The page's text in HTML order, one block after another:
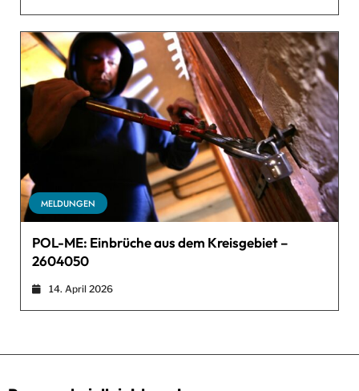
MELDUNGEN
POL-ME: Einbrüche aus dem Kreisgebiet –
2604050
14. April 2026